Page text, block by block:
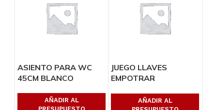
ASIENTO PARA WC
45CM BLANCO
AÑADIR AL
JUEGO LLAVES
EMPOTRAR
MANERALES
AÑADIR AL